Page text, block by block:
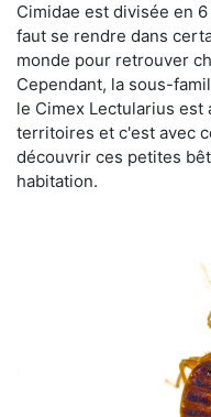
Cimidae est divisée en
faut se rendre dans
monde pour retrouver
Cependant, la sous-
le Cimex Lectularius
territoires et c'est avec
découvrir ces petites
habitation.